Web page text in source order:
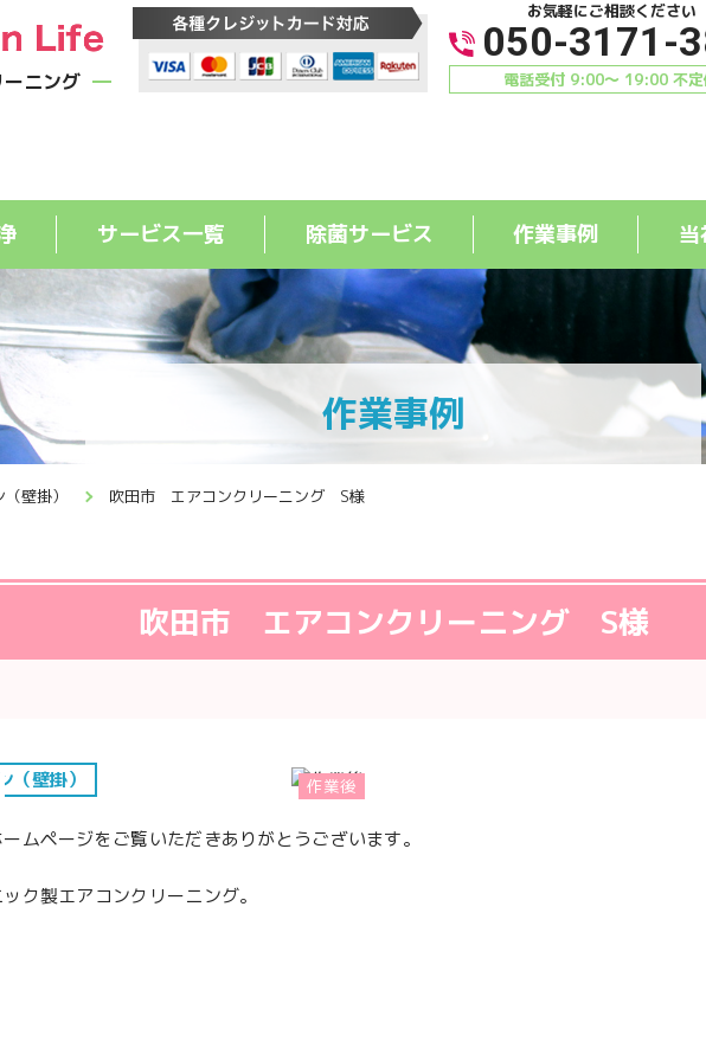
ニング
お気軽にご相談ください
050-3171-
電話受付 9:00〜 19:00 不
サービス一覧 除菌サービス 作業事例
作業事例
壁掛） 吹田市 エアコンクリーニング S様
吹田市 エアコンクリーニング S様
作業後
（壁掛）
ムページをご覧いただきありがとうございます。
ク製エアコンクリーニング。